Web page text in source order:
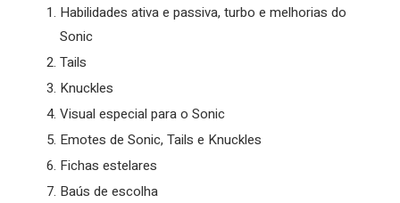
Habilidades ativa e passiva, turbo e melhorias do
Sonic
Tails
Knuckles
Visual especial para o Sonic
Emotes de Sonic, Tails e Knuckles
Fichas estelares
Baús de escolha